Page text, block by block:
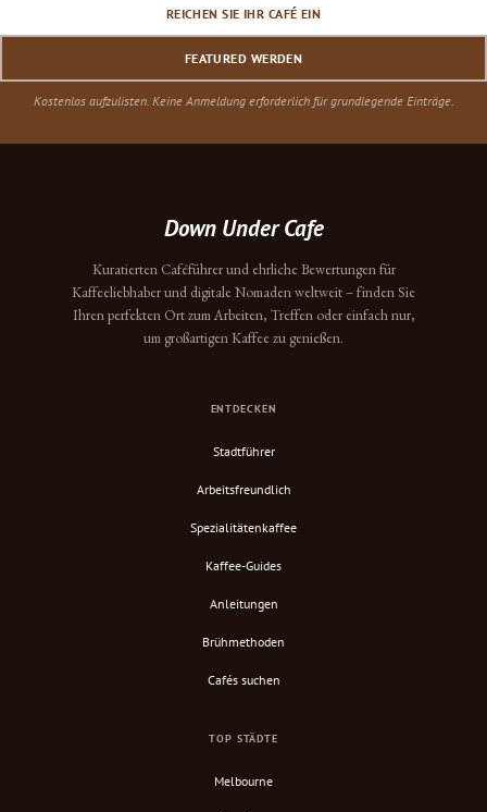
REICHEN SIE IHR CAFÉ EIN
FEATURED WERDEN
Kostenlos aufzulisten. Keine Anmeldung erforderlich für grundlegende Einträge.
Down Under Cafe
Kuratierten Caféführer und ehrliche Bewertungen für
Kaffeeliebhaber und digitale Nomaden weltweit – finden Sie
Ihren perfekten Ort zum Arbeiten, Treffen oder einfach nur,
um großartigen Kaffee zu genießen.
ENTDECKEN
Stadtführer
Arbeitsfreundlich
Spezialitätenkaffee
Kaffee-Guides
Anleitungen
Brühmethoden
Cafés suchen
TOP STÄDTE
Melbourne